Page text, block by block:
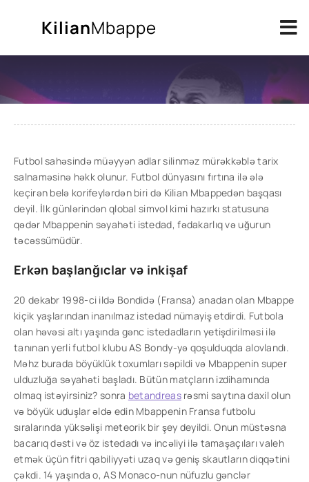
KilianMbappe
Futbol sahəsində müəyyən adlar silinməz mürəkkəblə tarix
salnaməsinə həkk olunur. Futbol dünyasını fırtına ilə ələ
keçirən belə korifeylərdən biri də Kilian Mbappedən başqası
deyil. İlk günlərindən qlobal simvol kimi hazırkı statusuna
qədər Mbappenin səyahəti istedad, fədakarlıq və uğurun
təcəssümüdür.
Erkən başlanğıclar və inkişaf
20 dekabr 1998-ci ildə Bondidə (Fransa) anadan olan Mbappe
kiçik yaşlarından inanılmaz istedad nümayiş etdirdi. Futbola
olan həvəsi altı yaşında gənc istedadların yetişdirilməsi ilə
tanınan yerli futbol klubu AS Bondy-yə qoşulduqda alovlandı.
Məhz burada böyüklük toxumları səpildi və Mbappenin super
ulduzluğa səyahəti başladı. Bütün matçların izdihamında
olmaq istəyirsiniz? sonra betandreasrəsmi saytına daxil olun
və böyük uduşlar əldə edin Mbappenin Fransa futbolu
sıralarında yüksəlişi meteorik bir şey deyildi. Onun müstəsna
bacarıq dəsti və öz istedadı və incəliyi ilə tamaşaçıları valeh
etmək üçün fitri qabiliyyəti uzaq və geniş skautların diqqətini
çəkdi. 14 yaşında o, AS Monaco-nun nüfuzlu gənclər